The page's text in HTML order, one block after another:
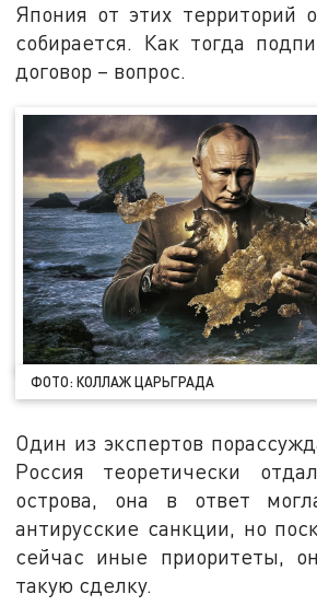
Япония от этих территорий
собирается. Как тогда
договор – вопрос.
ФОТО: КОЛЛАЖ ЦАРЬГРАДА
Один из экспертов
Россия теоретически
острова, она в ответ
антирусские санкции, но
сейчас иные приоритеты,
такую сделку.